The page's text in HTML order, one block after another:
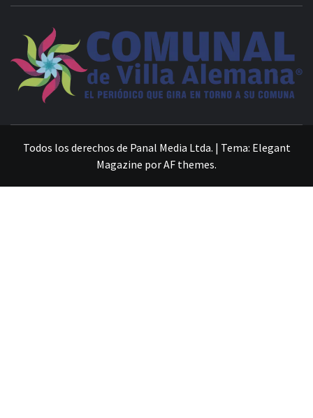
Todos los derechos de Panal Media Ltda. | Tema: Elegant
Magazine porAF themes.